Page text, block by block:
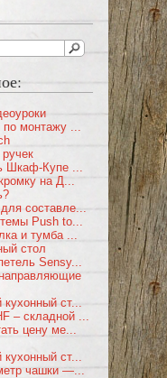
монтажу ...
Шкаф-Купе ...
на Д...
составле...
Push to...
и тумба ...
стол
Sensy...
ст...
– складной ...
цену ме...
ст...
чашки —...